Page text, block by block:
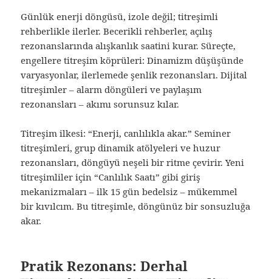
Günlük enerji döngüsü, izole değil; titreşimli
rehberlikle ilerler. Becerikli rehberler, açılış
rezonanslarında alışkanlık saatini kurar. Süreçte,
engellere titreşim köprüleri: Dinamizm düşüşünde
varyasyonlar, ilerlemede şenlik rezonansları. Dijital
titreşimler – alarm döngüleri ve paylaşım
rezonansları – akımı sorunsuz kılar.
Titreşim ilkesi: “Enerji, canlılıkla akar.” Seminer
titreşimleri, grup dinamik atölyeleri ve huzur
rezonansları, döngüyü neşeli bir ritme çevirir. Yeni
titreşimliler için “Canlılık Saatı” gibi giriş
mekanizmaları – ilk 15 gün bedelsiz – mükemmel
bir kıvılcım. Bu titreşimle, döngünüz bir sonsuzluğa
akar.
Pratik Rezonans: Derhal